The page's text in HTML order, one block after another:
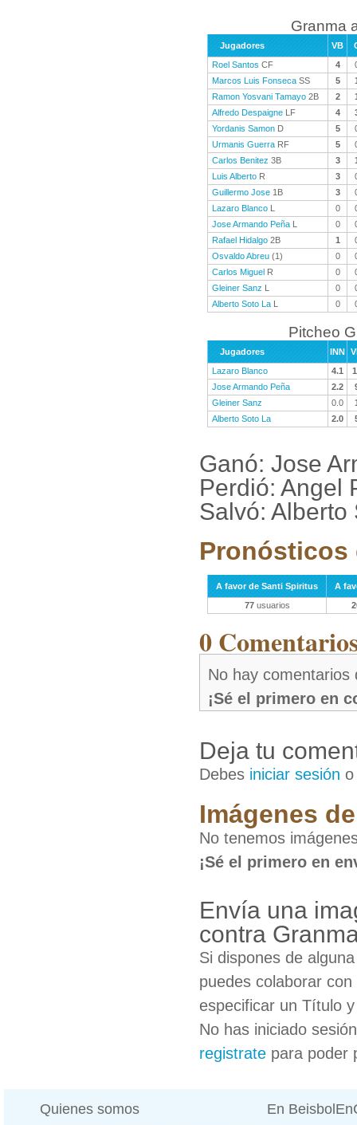
Granma
Jugadores VB
Roel Santos CF 4
Marcos Luis Fonseca SS 5
Ramon Yosvani Tamayo 2B 2
Alfredo Despaigne LF 4
Yordanis Samon D 5
Urmanis Guerra RF 5
Carlos Benitez 3B 3
Luis Alberto R 3
Guillermo Jose 1B 3
Lazaro Blanco L 0
Jose Armando Peña L 0
Rafael Hidalgo 2B 1
Osvaldo Abreu (1) 0
Carlos Miguel R 0
Gleiner Sanz L 0
Alberto Soto La L 0
Pitcheo
Jugadores INN
Lazaro Blanco
4.1
Jose Armando Peña
2.2
Gleiner Sanz
0.0
Alberto Soto La
2.0
Ganó: Jose
Perdió: Angel
Salvó: Alberto
Pronósticos
A favor de Santi Spiritus
A
77usuarios
0
No hay comentarios
¡Sé el primero en
Deja tu
Debes iniciar sesión
Imágenes
No tenemos
¡Sé el primero en
Envía una
contra
Si dispones de
puedes colaborar
especificar un Título
No has iniciado
registrate para poder
Quienes somos En